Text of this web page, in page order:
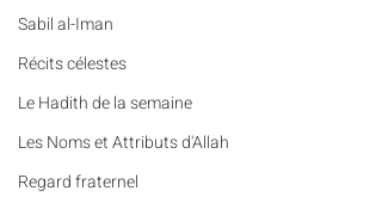
Sabil al-Iman
Récits célestes
Le Hadith de la semaine
Les Noms et Attributs d'Allah
Regard fraternel